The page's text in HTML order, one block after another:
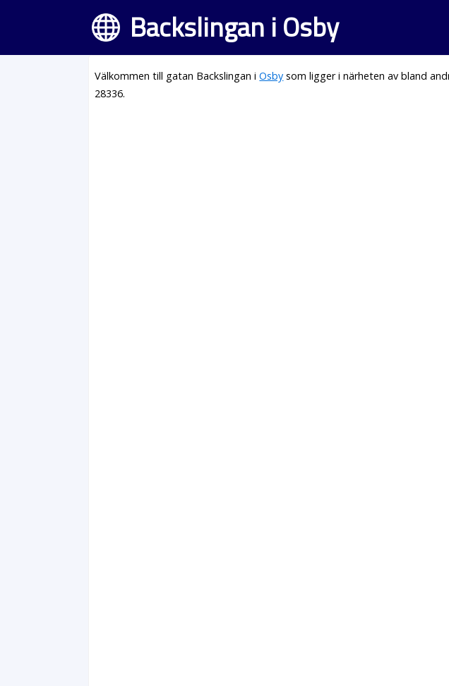
Backslingan i Osby
Välkommen till gatan Backslingan iOsby som ligger i närheten av bland
28336.